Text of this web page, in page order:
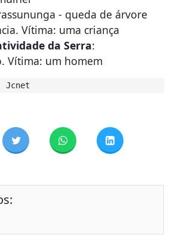
- queda de árvore
Vítima: uma criança
da Serra:
Vítima: um homem
Jcnet